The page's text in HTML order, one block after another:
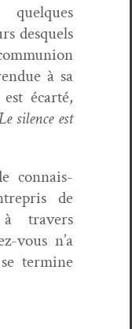
desquels
à sa
écarté,
silence est
con­nais­
de
tra­vers
vous n’a
ter­mine